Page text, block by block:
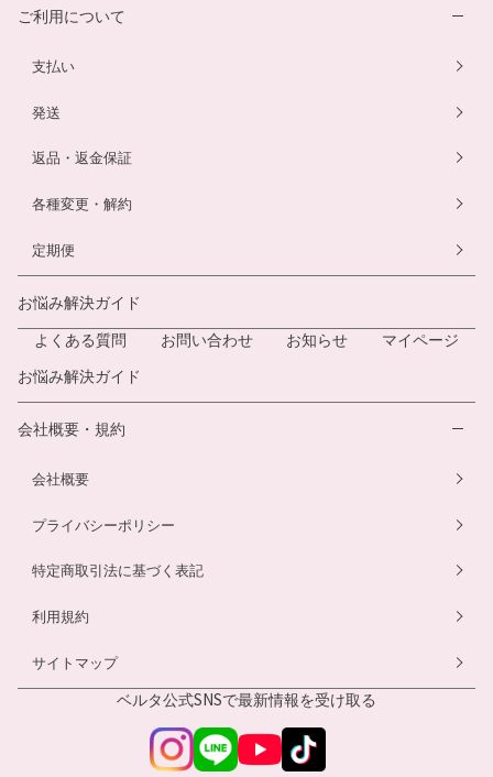
ご利用について
支払い
発送
返品・返金保証
各種変更・解約
定期便
お悩み解決ガイド
よくある質問
お問い合わせ お知らせ
マイページ
お悩み解決ガイド
会社概要・規約
会社概要
プライバシーポリシー
特定商取引法に基づく表記
利用規約
サイトマップ
ベルタ公式SNSで最新情報を受け取る